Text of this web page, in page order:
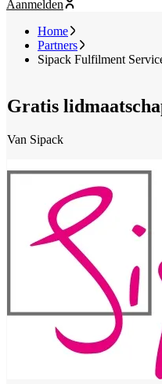
Aanmelden
Home
Partners
Sipack Fulfilment
Gratis
Van Sipack